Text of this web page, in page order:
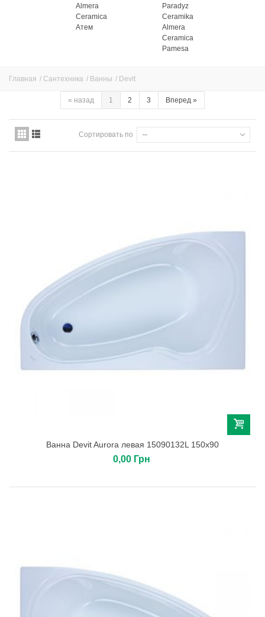
Almera
Ceramica
Атем
Paradyz
Ceramika
Almera
Ceramica
Pamesa
Главная / Сантехника / Ванны / Devit
« назад 1 2 3 Вперед »
Сортировать по --
Ванна Devit Aurora левая 15090132L 150х90
0,00 Грн